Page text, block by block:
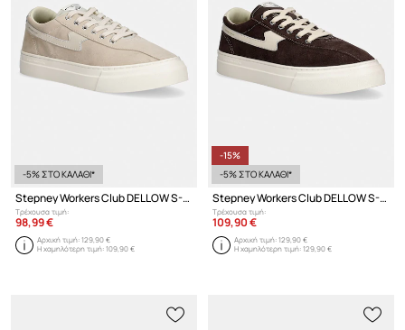
-5% ΣΤΟ ΚΑΛΑΘΙ*
Stepney Workers Club DELLOW S-STRIKE SUEDE αθλητικά ανδρικά σουέτ
Τρέχουσα τιμή:
98,99 €
Αρχική τιμή:129,90 €
Η χαμηλότερη τιμή:109,90 €
-15%
-5% ΣΤΟ ΚΑΛΑΘΙ*
Stepney Workers Club DELLOW S-STRIKE SUEDE αθλητικά Ανδρικά δερμάτινα
Τρέχουσα τιμή:
109,90 €
Αρχική τιμή:129,90 €
Η χαμηλότερη τιμή:129,90 €